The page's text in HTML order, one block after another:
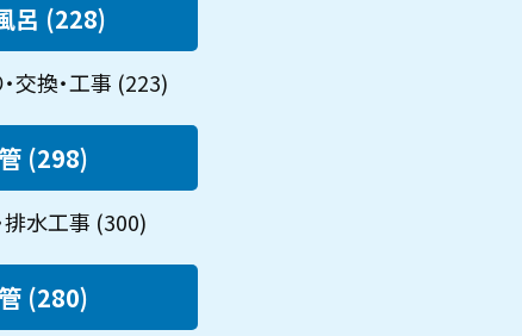
呂 (228)
交換・工事 (223)
(298)
排水工事 (300)
(280)